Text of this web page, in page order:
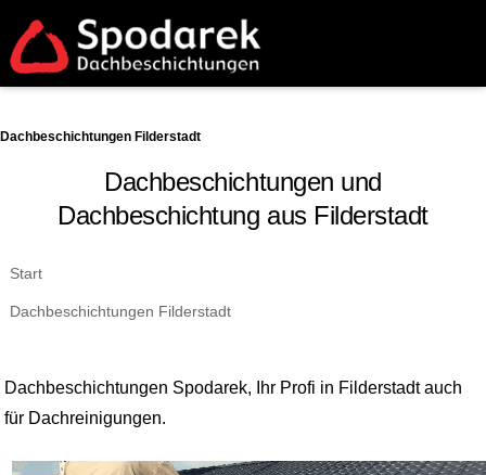
Dachbeschichtungen Filderstadt
Dachbeschichtungen und
Dachbeschichtung aus Filderstadt
Start
Dachbeschichtungen Filderstadt
Dachbeschichtungen Spodarek, Ihr Profi in Filderstadt auch
für Dachreinigungen.